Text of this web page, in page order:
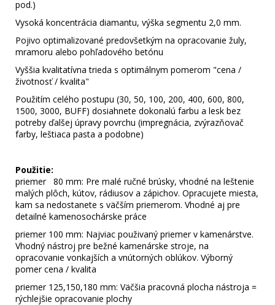
pod.)
Vysoká koncentrácia diamantu, výška segmentu 2,0 mm.
Pojivo optimalizované predovšetkým na opracovanie žuly,
mramoru alebo pohľadového betónu
Vyššia kvalitatívna trieda s optimálnym pomerom "cena /
životnosť / kvalita"
Použitím celého postupu (30, 50, 100, 200, 400, 600, 800,
1500, 3000, BUFF) dosiahnete dokonalú farbu a lesk bez
potreby ďalšej úpravy povrchu (impregnácia, zvýrazňovač
farby, leštiaca pasta a podobne)
Použitie:
priemer 80 mm: Pre malé ručné brúsky, vhodné na leštenie
malých plôch, kútov, rádiusov a zápichov. Opracujete miesta,
kam sa nedostanete s väčším priemerom. Vhodné aj pre
detailné kamenosochárske práce
priemer 100 mm: Najviac použivaný priemer v kamenárstve.
Vhodný nástroj pre bežné kamenárske stroje, na
opracovanie vonkajších a vnútorných oblúkov. Výborný
pomer cena / kvalita
priemer 125,150,180 mm: Väčšia pracovná plocha nástroja =
rýchlejšie opracovanie plochy